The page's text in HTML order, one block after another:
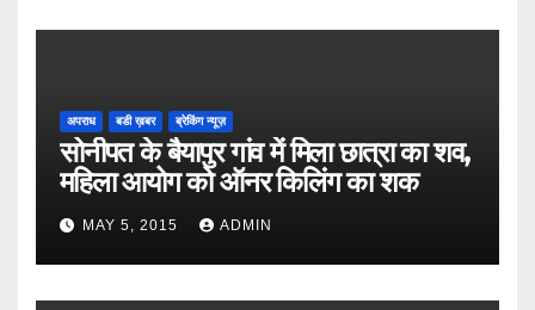
अपराध बडी ख़बर ब्रेकिंग न्यूज़
सोनीपत के बैयापुर गांव में मिला छात्रा का शव,
महिला आयोग को ऑनर किलिंग का शक
MAY 5, 2015 ADMIN